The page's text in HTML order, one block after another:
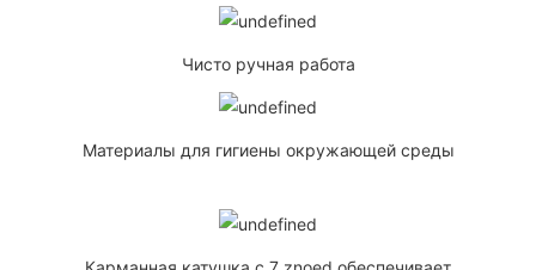
Чисто ручная работа
Материалы для гигиены окружающей среды